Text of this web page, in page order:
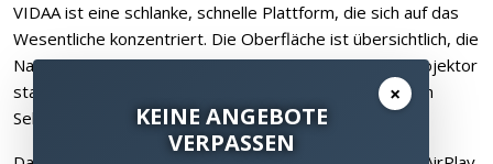
VIDAA ist eine schlanke, schnelle Plattform, die sich auf das
Wesentliche konzentriert. Die Oberfläche ist übersichtlich, die
Navigation intuitiv. Apps lassen sich direkt über den Projektor
starten, und dank integriertem Wi-Fi sind Sie in wenigen
Sekunden mit Ihrem Heimnetzwerk verbunden.
×
KEINE ANGEBOTE
VERPASSEN